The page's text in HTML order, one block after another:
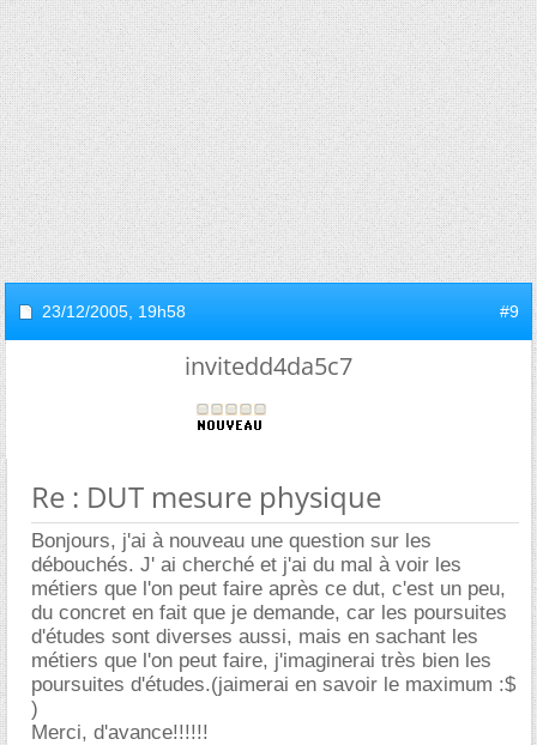
23/12/2005, 19h58 #9
invitedd4da5c7
Re : DUT mesure physique
Bonjours, j'ai à nouveau une question sur les
débouchés. J' ai cherché et j'ai du mal à voir les
métiers que l'on peut faire après ce dut, c'est un peu,
du concret en fait que je demande, car les poursuites
d'études sont diverses aussi, mais en sachant les
métiers que l'on peut faire, j'imaginerai très bien les
poursuites d'études.(jaimerai en savoir le maximum :$
)
Merci, d'avance!!!!!!